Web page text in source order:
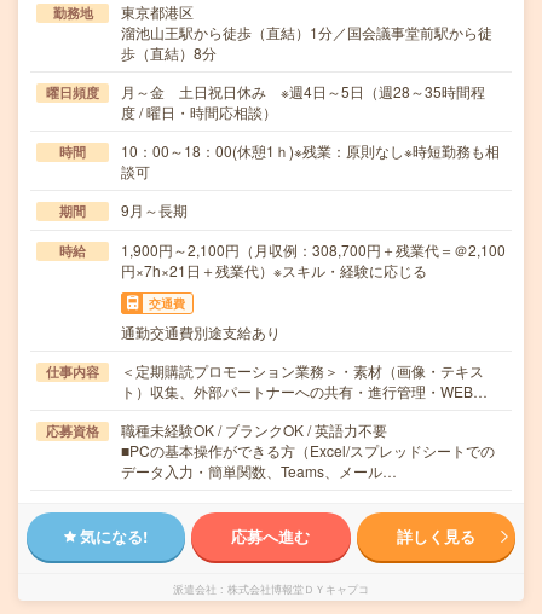
勤務地
東京都港区
溜池山王駅から徒歩（直結）1分／国会議事堂前駅から徒
歩（直結）8分
曜日頻度
月～金 土日祝日休み ※週4日～5日（週28～35時間程
度 / 曜日・時間応相談）
時間
10：00～18：00(休憩1ｈ)※残業：原則なし※時短勤務も相
談可
期間 9月～長期
時給
1,900円～2,100円（月収例：308,700円＋残業代＝＠2,100
円×7h×21日＋残業代）※スキル・経験に応じる
交通費
通勤交通費別途支給あり
仕事内容
＜定期購読プロモーション業務＞・素材（画像・テキス
ト）収集、外部パートナーへの共有・進行管理・WEB…
応募資格
職種未経験OK / ブランクOK / 英語力不要
■PCの基本操作ができる方（Excel/スプレッドシートでの
データ入力・簡単関数、Teams、メール…
気になる! 応募へ進む 詳しく見る
派遣会社 株式会社博報堂ＤＹキャプコ